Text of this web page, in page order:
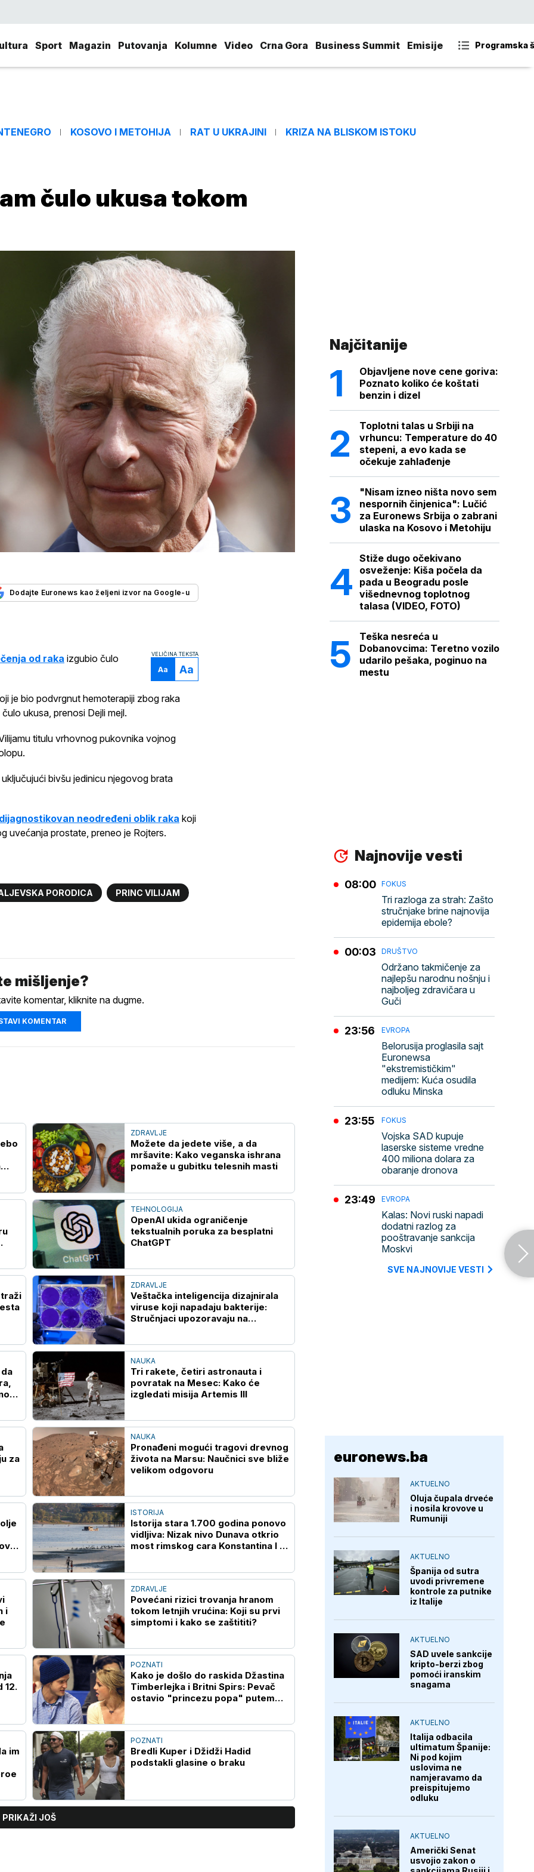
Sport Magazin Putovanja Kolumne Video Crna Gora Business Summit Emisije Programska
KOSOVO I METOHIJA RAT U UKRAJINI KRIZA NA BLISKOM ISTOKU
čulo ukusa tokom
Dodajte Euronews kao željeni izvor na Google-u
VELIČINA TEKSTA
Aa Aa
od raka izgubio čulo
je bio podvrgnut hemoterapiji zbog raka
ukusa, prenosi Dejli mejl.
titulu vrhovnog pukovnika vojnog
bivšu jedinicu njegovog brata
dijagnostikovan neodređeni oblik raka koji
uvećanja prostate, preneo je Rojters.
PORODICA PRINC VILIJAM
mišljenje?
komentar, kliknite na dugme.
KOMENTAR
ZDRAVLJE
Možete da jedete više, a da
mršavite: Kako veganska ishrana
pomaže u gubitku telesnih masti
TEHNOLOGIJA
OpenAI ukida ograničenje
tekstualnih poruka za besplatni
ChatGPT
traži
ZDRAVLJE
Veštačka inteligencija dizajnirala
viruse koji napadaju bakterije:
Stručnjaci upozoravaju na
NAUKA
Tri rakete, četiri astronauta i
povratak na Mesec: Kako će
izgledati misija Artemis III
za
NAUKA
Pronađeni mogući tragovi drevnog
života na Marsu: Naučnici sve bliže
velikom odgovoru
ISTORIJA
Istorija stara 1.700 godina ponovo
vidljiva: Nizak nivo Dunava otkrio
most rimskog cara Konstantina I u
i
ZDRAVLJE
Povećani rizici trovanja hranom
tokom letnjih vrućina: Koji su prvi
simptomi i kako se zaštititi?
12.
POZNATI
Kako je došlo do raskida Džastina
Timberlejka i Britni Spirs: Pevač
ostavio "princezu popa" putem
im
POZNATI
Bredli Kuper i Džidži Hadid
podstakli glasine o braku
PRIKAŽI JOŠ
Najčitanije
Objavljene nove cene goriva:
Poznato koliko će koštati
benzin i dizel
Toplotni talas u Srbiji na
vrhuncu: Temperature do 40
stepeni, a evo kada se
očekuje zahlađenje
"Nisam izneo ništa novo sem
nespornih činjenica": Lučić
za Euronews Srbija o zabrani
ulaska na Kosovo i Metohiju
Stiže dugo očekivano
osveženje: Kiša počela da
pada u Beogradu posle
višednevnog toplotnog
talasa (VIDEO, FOTO)
Teška nesreća u
Dobanovcima: Teretno vozilo
udarilo pešaka, poginuo na
mestu
Najnovije vesti
FOKUS
Tri razloga za strah: Zašto
stručnjake brine najnovija
epidemija ebole?
08:00
DRUŠTVO
Održano takmičenje za
najlepšu narodnu nošnju i
najboljeg zdravičara u
Guči
00:03
EVROPA
Belorusija proglasila sajt
Euronewsa
"ekstremističkim"
medijem: Kuća osudila
odluku Minska
23:56
FOKUS
Vojska SAD kupuje
laserske sisteme vredne
400 miliona dolara za
obaranje dronova
23:55
EVROPA
Kalas: Novi ruski napadi
dodatni razlog za
pooštravanje sankcija
Moskvi
23:49
SVE NAJNOVIJE VESTI
euronews.ba
AKTUELNO
Oluja čupala drveće
i nosila krovove u
Rumuniji
AKTUELNO
Španija od sutra
uvodi privremene
kontrole za putnike
iz Italije
AKTUELNO
SAD uvele sankcije
kripto-berzi zbog
pomoći iranskim
snagama
AKTUELNO
Italija odbacila
ultimatum Španije:
Ni pod kojim
uslovima ne
namjeravamo da
preispitujemo
odluku
AKTUELNO
Američki Senat
usvojio zakon o